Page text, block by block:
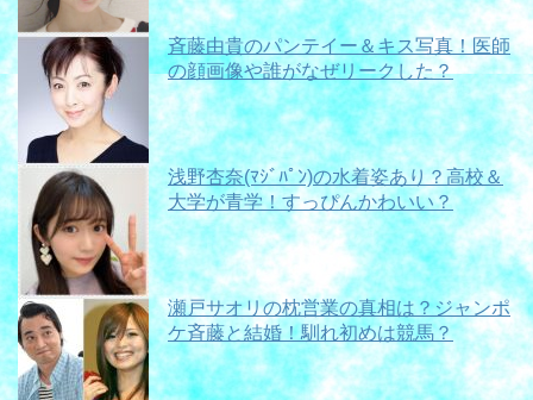
斉藤由貴のパンテイー＆キス写真！医師
の顔画像や誰がなぜリークした？
浅野杏奈(ﾏｼﾞﾊﾟﾝ)の水着姿あり？高校＆
大学が青学！すっぴんかわいい？
瀬戸サオリの枕営業の真相は？ジャンポ
ケ斉藤と結婚！馴れ初めは競馬？